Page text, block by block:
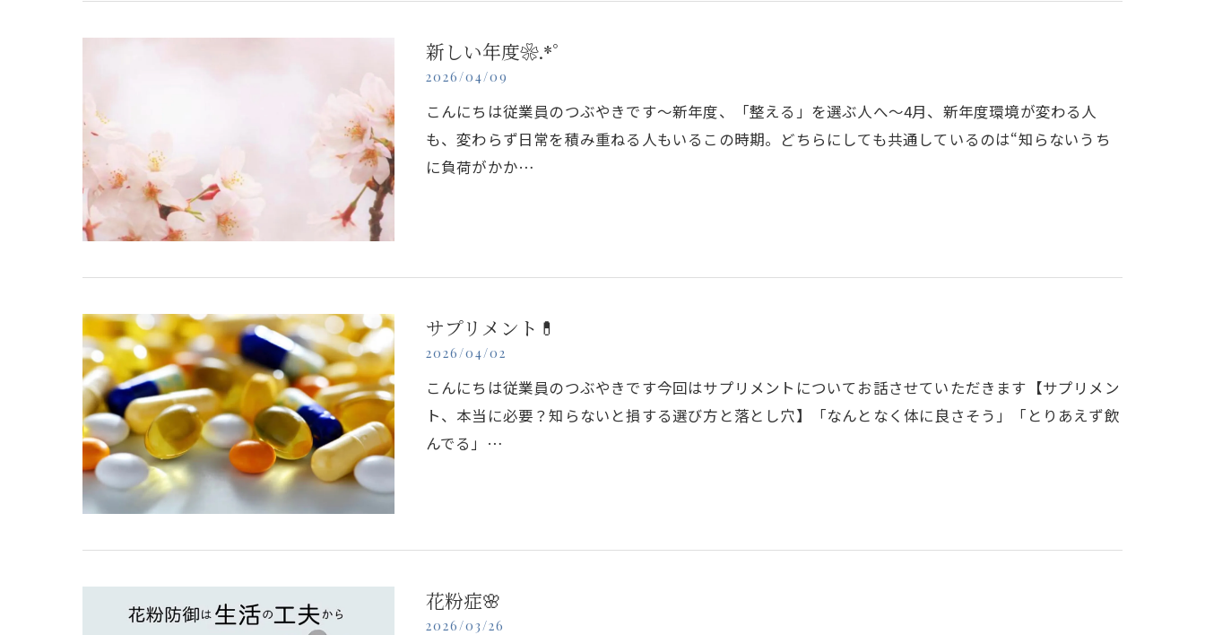
新しい年度❀.*ﾟ
2026/04/09
こんにちは従業員のつぶやきです～新年度、「整える」を選ぶ人へ～4月、新年度環境が変わる人
も、変わらず日常を積み重ねる人もいるこの時期。どちらにしても共通しているのは“知らないうち
に負荷がかか…
サプリメント💊
2026/04/02
こんにちは従業員のつぶやきです今回はサプリメントについてお話させていただきます【サプリメン
ト、本当に必要？知らないと損する選び方と落とし穴】「なんとなく体に良さそう」「とりあえず飲
んでる」…
花粉症🌸
2026/03/26